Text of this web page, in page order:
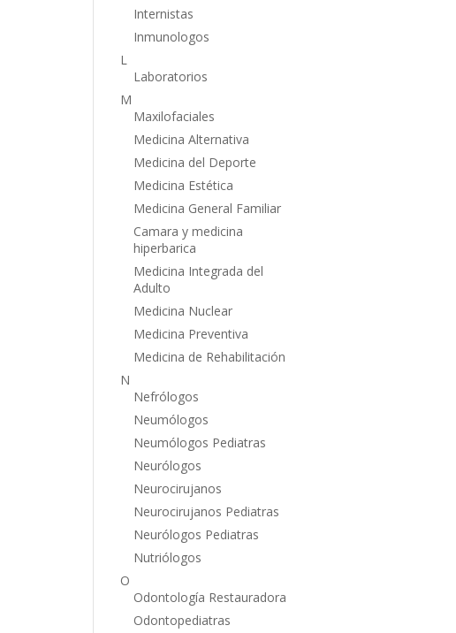
Internistas
Inmunologos
L
Laboratorios
M
Maxilofaciales
Medicina Alternativa
Medicina del Deporte
Medicina Estética
Medicina General Familiar
Camara y medicina
hiperbarica
Medicina Integrada del
Adulto
Medicina Nuclear
Medicina Preventiva
Medicina de Rehabilitación
N
Nefrólogos
Neumólogos
Neumólogos Pediatras
Neurólogos
Neurocirujanos
Neurocirujanos Pediatras
Neurólogos Pediatras
Nutriólogos
O
Odontología Restauradora
Odontopediatras